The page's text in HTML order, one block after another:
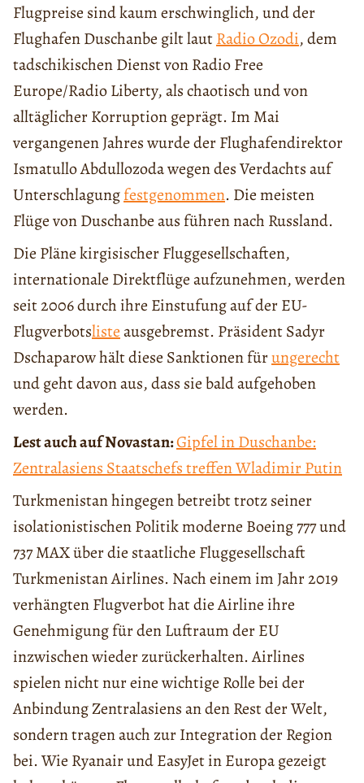
Flugpreise sind kaum erschwinglich, und der
Flughafen Duschanbe gilt lautRadio Ozodi, dem
tadschikischen Dienst von Radio Free
Europe/Radio Liberty, als chaotisch und von
alltäglicher Korruption geprägt. Im Mai
vergangenen Jahres wurde der Flughafendirektor
Ismatullo Abdullozoda wegen des Verdachts auf
Unterschlagungfestgenommen. Die meisten
Flüge von Duschanbe aus führen nach Russland.
Die Pläne kirgisischer Fluggesellschaften,
internationale Direktflüge aufzunehmen, werden
seit 2006 durch ihre Einstufung auf der EU-
Flugverbotslisteausgebremst. Präsident Sadyr
Dschaparow hält diese Sanktionen fürungerecht
und geht davon aus, dass sie bald aufgehoben
werden.
Lest auch auf Novastan:Gipfel in Duschanbe:
Zentralasiens Staatschefs treffen Wladimir Putin
Turkmenistan hingegen betreibt trotz seiner
isolationistischen Politik moderne Boeing 777 und
737 MAX über die staatliche Fluggesellschaft
Turkmenistan Airlines. Nach einem im Jahr 2019
verhängten Flugverbot hat die Airline ihre
Genehmigung für den Luftraum der EU
inzwischen wieder zurückerhalten. Airlines
spielen nicht nur eine wichtige Rolle bei der
Anbindung Zentralasiens an den Rest der Welt,
sondern tragen auch zur Integration der Region
bei. Wie Ryanair und EasyJet in Europa gezeigt